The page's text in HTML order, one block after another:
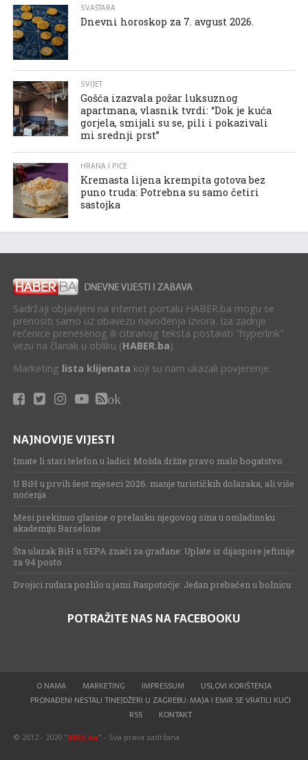
SVAŠTARA
Dnevni horoskop za 7. avgust 2026.
SVIJET
Gošća izazvala požar luksuznog
apartmana, vlasnik tvrdi: “Dok je kuća
gorjela, smijali su se, pili i pokazivali
mi srednji prst”
HRANA I PIĆE
Kremasta lijena krempita gotova bez
puno truda: Potrebna su samo četiri
sastojka
Sadržaji objavljeni na internet portalu HABER.ba mogu se
prenositi samo uz obavezu navođenja izvora. Iza zadnje
rečenice prenesenog ili citiranog teksta postaviti "hyperlink"
vezu na članak u obliku (HABER.ba).
Marketing lista klijenata koji su nam ukazali povjerenje.
ok
NAJNOVIJE VIJESTI
Imate li stari telefon u ladici: Možda držite pravo malo bogatstvo
U BiH u prvih šest mjeseci 2026. manje turističkih dolazaka, ali više
noćenja
Mesi prekinuo glasine o prelasku njegovog sina u omladinsku
akademiju Barselone
Šta ulazak BiH u SEPA znači za građane: Uplate iz dijaspore jeftinije
za 94 posto
Dvojici rudara pozlilo u jami Raspotočje: Jedan prebačen u bolnicu
POTRAŽITE NAS NA FACEBOOKU
O NAMA MARKETING IMPRESSUM
USLOVI KORIŠTENJA
PRONAĐENI NESTALI TINEJDŽERI U ZAGREBU: MAJA I EMIR SE VRATILI KUĆI
RSS
KONTAKT
© 2012 - 2020 "NMS.ba" - Sva prava zadržana.